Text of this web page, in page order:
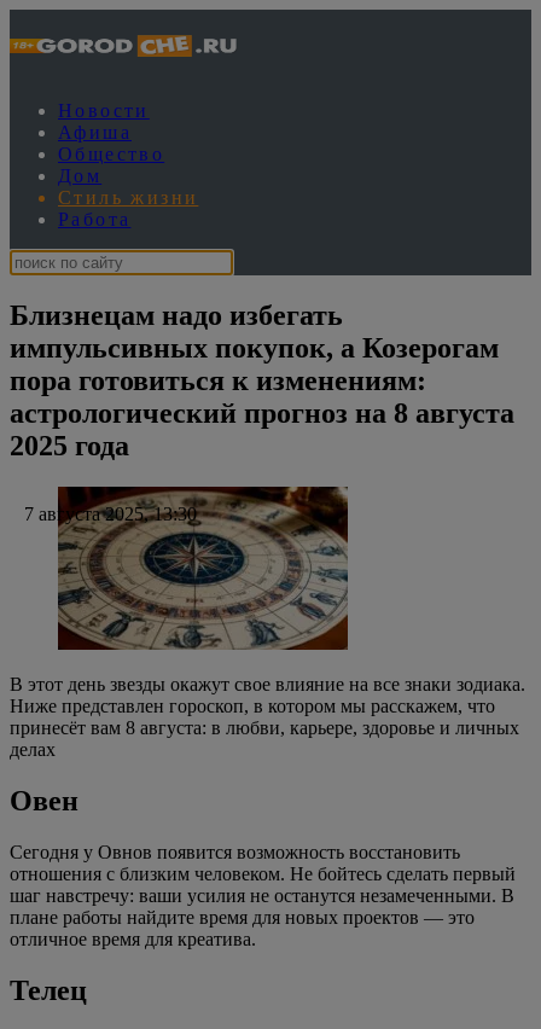
Новости
Афиша
Общество
Дом
Стиль жизни
Работа
Близнецам надо избегать
импульсивных покупок, а Козерогам
пора готовиться к изменениям:
астрологический прогноз на 8 августа
2025 года
7 августа 2025, 13:30
В этот день звезды окажут свое влияние на все знаки зодиака.
Ниже представлен гороскоп, в котором мы расскажем, что
принесёт вам 8 августа: в любви, карьере, здоровье и личных
делах
Овен
Сегодня у Овнов появится возможность восстановить
отношения с близким человеком. Не бойтесь сделать первый
шаг навстречу: ваши усилия не останутся незамеченными. В
плане работы найдите время для новых проектов — это
отличное время для креатива.
Телец